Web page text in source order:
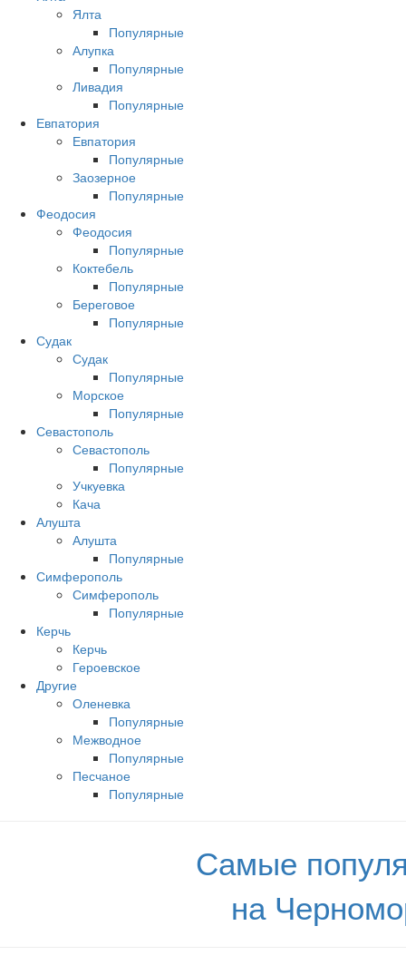
Ялта
Популярные
Алупка
Популярные
Ливадия
Популярные
Евпатория
Евпатория
Популярные
Заозерное
Популярные
Феодосия
Феодосия
Популярные
Коктебель
Популярные
Береговое
Популярные
Судак
Судак
Популярные
Морское
Популярные
Севастополь
Севастополь
Популярные
Учкуевка
Кача
Алушта
Алушта
Популярные
Симферополь
Симферополь
Популярные
Керчь
Керчь
Героевское
Другие
Оленевка
Популярные
Межводное
Популярные
Песчаное
Популярные
Самые
на